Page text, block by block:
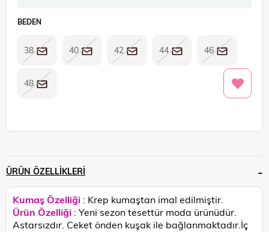
BEDEN
38 40 42 44 46
48
ÜRÜN ÖZELLIKLERI
Kumaş Özelliği : Krep kumaştan imal edilmiştir.
Ürün Özelliği : Yeni sezon tesettür moda ürünüdür.
Astarsızdır. Ceket önden kuşak ile bağlanmaktadır.İç